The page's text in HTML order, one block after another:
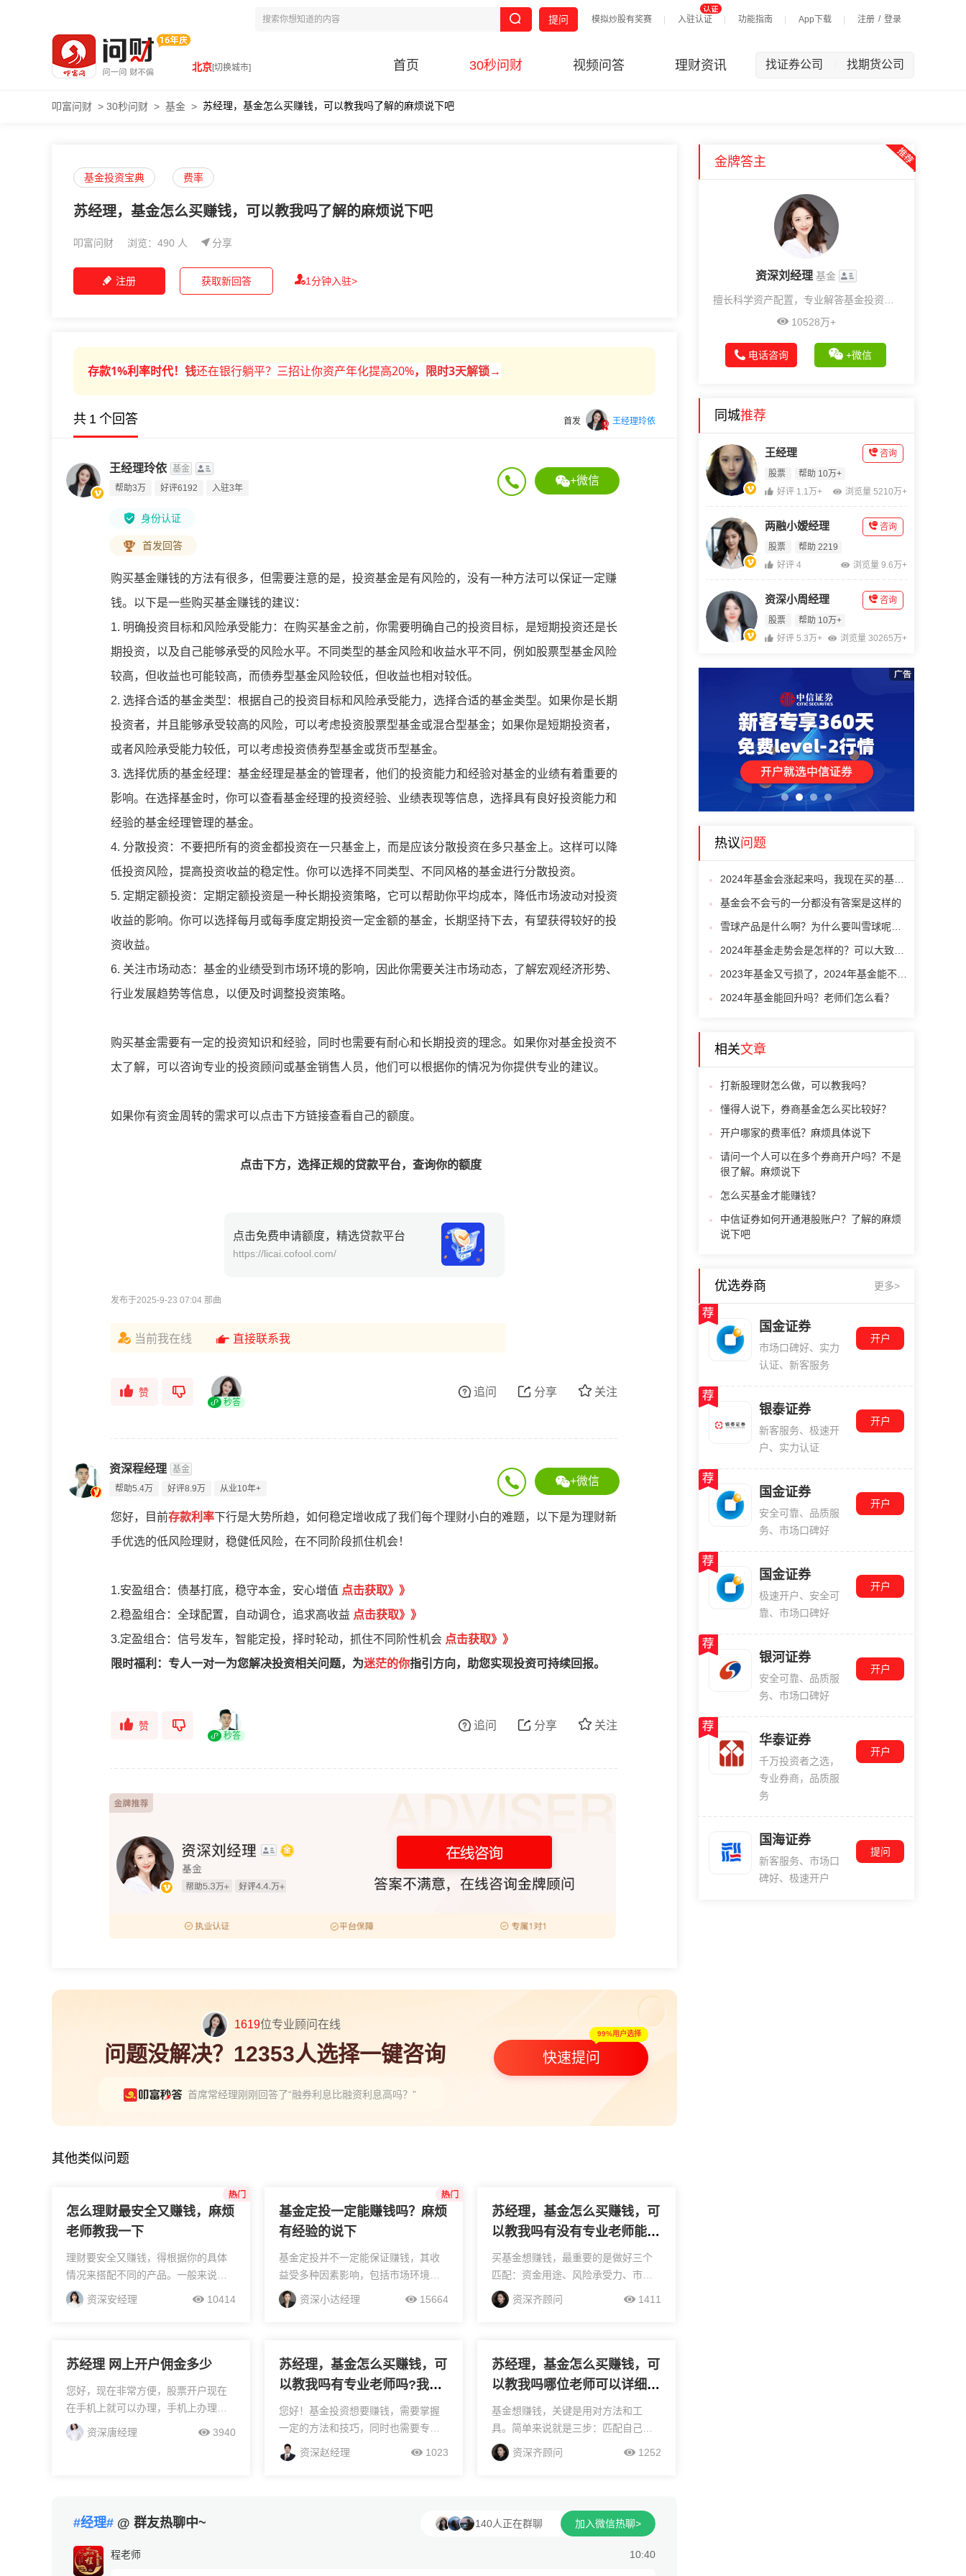
模拟炒股有奖赛 入驻认证 功能指南 App下载 注册 / 登录
提问
北京[切换城市] 首页 30秒问财 视频问答 理财资讯 找证券公司 找期货公司
叩富问财 > 30秒问财 > 基金 > 苏经理，基金怎么买赚钱，可以教我吗了解的麻烦说下吧
基金投资宝典 费率
苏经理，基金怎么买赚钱，可以教我吗了解的麻烦说下吧
叩富问财 浏览：490 人 分享
注册 1分钟入驻>
获取新回答
存款1%利率时代！ 钱还在银行躺平？三招让你资产年化提高20%， 限时3天解锁→
共 1 个回答 首发 王经理玲依
+微信
王经理玲依 基金
帮助3万
好评6192 入驻3年
身份认证
首发回答
购买基金赚钱的方法有很多，但需要注意的是，投资基金是有风险的，没有一种方法可以保证一定赚
钱。以下是一些购买基金赚钱的建议：
1. 明确投资目标和风险承受能力：在购买基金之前，你需要明确自己的投资目标，是短期投资还是长
期投资，以及自己能够承受的风险水平。不同类型的基金风险和收益水平不同，例如股票型基金风险
较高，但收益也可能较高，而债券型基金风险较低，但收益也相对较低。
2. 选择合适的基金类型：根据自己的投资目标和风险承受能力，选择合适的基金类型。如果你是长期
投资者，并且能够承受较高的风险，可以考虑投资股票型基金或混合型基金；如果你是短期投资者，
或者风险承受能力较低，可以考虑投资债券型基金或货币型基金。
3. 选择优质的基金经理：基金经理是基金的管理者，他们的投资能力和经验对基金的业绩有着重要的
影响。在选择基金时，你可以查看基金经理的投资经验、业绩表现等信息，选择具有良好投资能力和
经验的基金经理管理的基金。
4. 分散投资：不要把所有的资金都投资在一只基金上，而是应该分散投资在多只基金上。这样可以降
低投资风险，提高投资收益的稳定性。你可以选择不同类型、不同风格的基金进行分散投资。
5. 定期定额投资：定期定额投资是一种长期投资策略，它可以帮助你平均成本，降低市场波动对投资
收益的影响。你可以选择每月或每季度定期投资一定金额的基金，长期坚持下去，有望获得较好的投
资收益。
6. 关注市场动态：基金的业绩受到市场环境的影响，因此你需要关注市场动态，了解宏观经济形势、
行业发展趋势等信息，以便及时调整投资策略。
购买基金需要有一定的投资知识和经验，同时也需要有耐心和长期投资的理念。如果你对基金投资不
太了解，可以咨询专业的投资顾问或基金销售人员，他们可以根据你的情况为你提供专业的建议。
如果你有资金周转的需求可以点击下方链接查看自己的额度。
点击下方，选择正规的贷款平台，查询你的额度
点击免费申请额度，精选贷款平台
https://licai.cofool.com/
发布于2025-9-23 07:04 那曲
当前我在线 直接联系我
赞
秒答
关注
分享
追问
+微信
资深程经理 基金
帮助5.4万
好评8.9万 从业10年+
您好，目前存款利率下行是大势所趋，如何稳定增收成了我们每个理财小白的难题，以下是为理财新
手优选的低风险理财，稳健低风险，在不同阶段抓住机会！
1.安盈组合：债基打底，稳守本金，安心增值 点击获取》 》
2.稳盈组合：全球配置，自动调仓，追求高收益 点击获取》》
3.定盈组合：信号发车，智能定投，择时轮动，抓住不同阶性机会 点击获取》》
限时福利：专人一对一为您解决投资相关问题，为迷茫的你指引方向，助您实现投资可持续回报。
赞
秒答
关注
分享
追问
1619位专业顾问在线
问题没解决？12353人选择一键咨询
首席常经理刚刚回答了“融券利息比融资利息高吗？”
99%用户选择
快速提问
其他类似问题
怎么理财最安全又赚钱，麻烦
老师教我一下
理财要安全又赚钱，得根据你的具体
情况来搭配不同的产品。一般来说，
低风险的理财产品安全性较高，比如
国债、货币基金、债券基金等。国债
资深安经理 10414
基金定投一定能赚钱吗？麻烦
有经验的说下
基金定投并不一定能保证赚钱，其收
益受多种因素影响，包括市场环境、
定投时间、选择的基金类型以及投资
者的情绪和行为等。以下是对基金定
资深小达经理 15664
苏经理，基金怎么买赚钱，可
以教我吗有没有专业老师能帮
忙说下,谢谢
买基金想赚钱，最重要的是做好三个
匹配：资金用途、风险承受力、市场
环境。比如去年有位30岁程序员，我
帮他做了风险测评后，将每月工资拆
资深齐顾问 1411
苏经理 网上开户佣金多少
您好，现在非常方便，股票开户现在
在手机上就可以办理，手机上办理也
是很简单的，只需要完成信息录入和
银行卡绑定就可以了，新开账户的下
资深唐经理 3940
苏经理，基金怎么买赚钱，可
以教我吗有专业老师吗?我想
要了解下
您好！基金投资想要赚钱，需要掌握
一定的方法和技巧，同时也需要专业
的指导。我们盈米基金叩富团队就有
非常专业的投研团队和老师为您服
资深赵经理 1023
苏经理，基金怎么买赚钱，可
以教我吗哪位老师可以详细说
下
基金想赚钱，关键是用对方法和工
具。简单来说就是三步：匹配自己的
风险承受能力、选对产品类型、做好
持仓管理。比如去年有个上班族把年
资深齐顾问 1252
#经理# @ 群友热聊中~
程老师 10:40
140人正在群聊 加入微信热聊>
金牌答主
资深刘经理 基金
10528万+
电话咨询 +微信
同城推荐
王经理
股票 帮助 10万+
咨询
好评 1.1万+ 浏览量 5210万+
两融小嫒经理
股票 帮助 2219
咨询
好评 4 浏览量 9.6万+
资深小周经理
股票 帮助 10万+
咨询
好评 5.3万+ 浏览量 30265万+
1
热议问题
基金会不会亏的一分都没有答案是这样的
2024年基金能回升吗？老师们怎么看？
相关文章
打新股理财怎么做，可以教我吗？
懂得人说下，券商基金怎么买比较好？
开户哪家的费率低？麻烦具体说下
请问一个人可以在多个券商开户吗？不是
很了解。麻烦说下
怎么买基金才能赚钱？
中信证券如何开通港股账户？了解的麻烦
说下吧
优选券商 更多>
国金证券
市场口碑好、实力
认证、新客服务
开户
银泰证券
新客服务、极速开
户、实力认证
开户
国金证券
安全可靠、品质服
务、市场口碑好
开户
国金证券
极速开户、安全可
靠、市场口碑好
开户
银河证券
安全可靠、品质服
务、市场口碑好
开户
华泰证券
千万投资者之选，
专业券商，品质服
务
开户
国海证券
新客服务、市场口
碑好、极速开户
提问